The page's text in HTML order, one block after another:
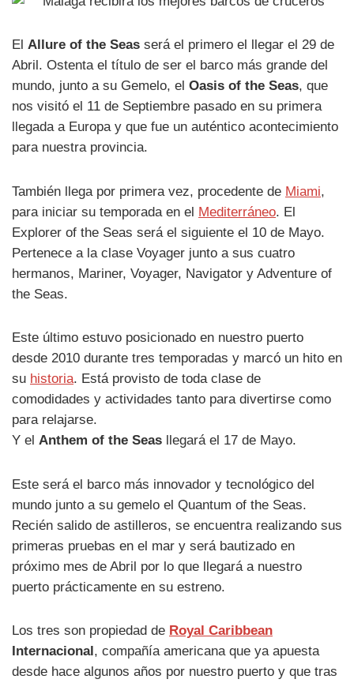
El Allure of the Seas será el primero el llegar el 29 de
Abril. Ostenta el título de ser el barco más grande del
mundo, junto a su Gemelo, el Oasis of the Seas, que
nos visitó el 11 de Septiembre pasado en su primera
llegada a Europa y que fue un auténtico acontecimiento
para nuestra provincia.
También llega por primera vez, procedente de Miami,
para iniciar su temporada en el Mediterráneo. El
Explorer of the Seas será el siguiente el 10 de Mayo.
Pertenece a la clase Voyager junto a sus cuatro
hermanos, Mariner, Voyager, Navigator y Adventure of
the Seas.
Este último estuvo posicionado en nuestro puerto
desde 2010 durante tres temporadas y marcó un hito en
su historia. Está provisto de toda clase de
comodidades y actividades tanto para divertirse como
para relajarse.
Y el Anthem of the Seas llegará el 17 de Mayo.
Este será el barco más innovador y tecnológico del
mundo junto a su gemelo el Quantum of the Seas.
Recién salido de astilleros, se encuentra realizando sus
primeras pruebas en el mar y será bautizado en
próximo mes de Abril por lo que llegará a nuestro
puerto prácticamente en su estreno.
Los tres son propiedad de Royal Caribbean
Internacional, compañía americana que ya apuesta
desde hace algunos años por nuestro puerto y que tras